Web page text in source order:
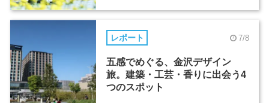
レポート 7/8
五感でめぐる、金沢デザイン
旅。建築・工芸・香りに出会う4
つのスポット